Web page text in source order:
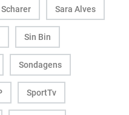
Sara Alves
Sin Bin
Sondagens
SportTv